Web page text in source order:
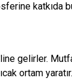
katkıda
gelirler.
ortam